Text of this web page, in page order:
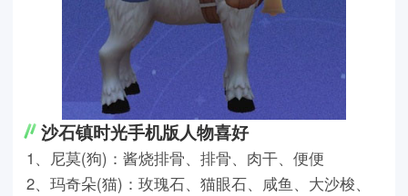
沙石镇时光手机版人物喜好
1、尼莫(狗)：酱烧排骨、排骨、肉干、便便
2、玛奇朵(猫)：玫瑰石、猫眼石、咸鱼、大沙梭、